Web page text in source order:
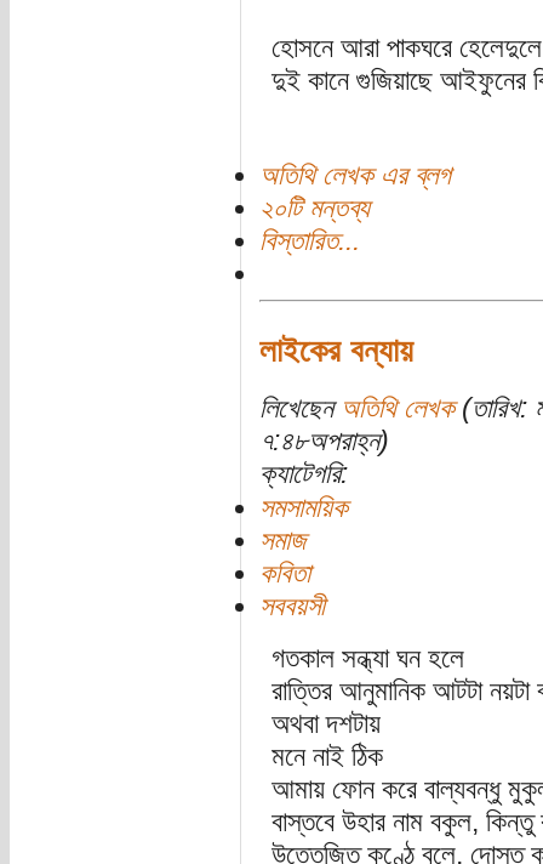
হোসনে আরা পাকঘরে
দুই কানে গুজিয়াছে আইফুনের
অতিথি লেখক এর ব্লগ
২০টি মন্তব্য
বিস্তারিত...
লাইকের বন্যায়
লিখেছেন অতিথি লেখক(তারিখ:
৭:৪৮অপরাহ্ন)
ক্যাটেগরি:
সমসাময়িক
সমাজ
কবিতা
সববয়সী
গতকাল সন্ধ্যা ঘন হলে
রাত্তির আনুমানিক আটটা নয়টা
অথবা দশটায়
মনে নাই ঠিক
আমায় ফোন করে বাল্যবন্ধু
বাস্তবে উহার নাম বকুল, কিন্তু
উত্তেজিত কণ্ঠে বলে, দোস্ত